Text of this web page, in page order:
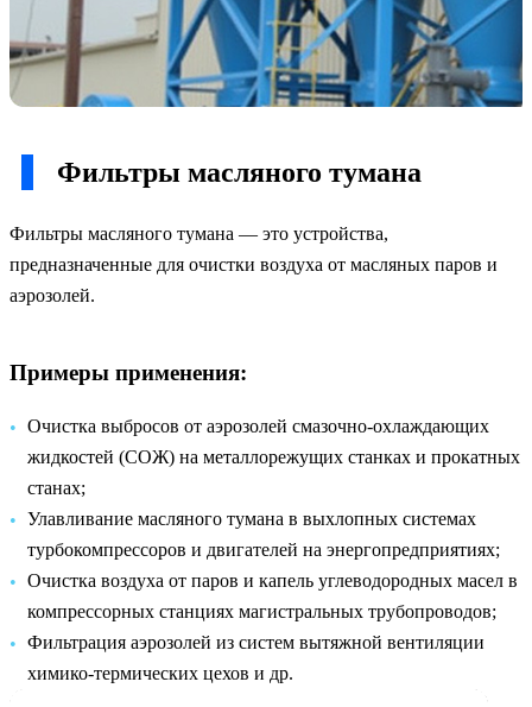
Фильтры масляного тумана
Фильтры масляного тумана — это устройства,
предназначенные для очистки воздуха от масляных паров и
аэрозолей.
Примеры применения:
Очистка выбросов от аэрозолей смазочно-охлаждающих
жидкостей (СОЖ) на металлорежущих станках и прокатных
станах;
Улавливание масляного тумана в выхлопных системах
турбокомпрессоров и двигателей на энергопредприятиях;
Очистка воздуха от паров и капель углеводородных масел в
компрессорных станциях магистральных трубопроводов;
Фильтрация аэрозолей из систем вытяжной вентиляции
химико-термических цехов и др.